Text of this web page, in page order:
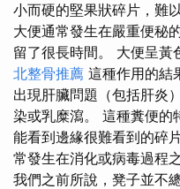
小而硬的堅果狀碎片，難
大便通常發生在嚴重便秘
留了很長時間。 大便呈黃
北整骨推薦 這種作用的結
出現肝臟問題（包括肝炎
染或乳糜瀉。 這種糞便的
能看到邊緣很難看到的碎
常發生在消化或病毒過程
我們之前所說，凳子並不